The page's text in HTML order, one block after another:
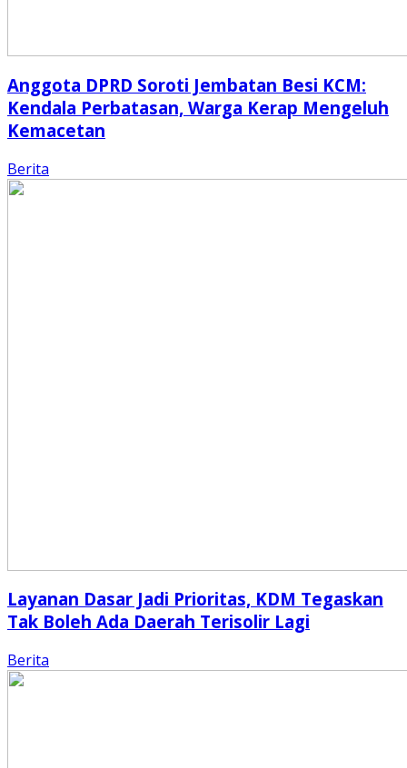
Anggota DPRD Soroti Jembatan Besi KCM:
Kendala Perbatasan, Warga Kerap Mengeluh
Kemacetan
Berita
Layanan Dasar Jadi Prioritas, KDM Tegaskan
Tak Boleh Ada Daerah Terisolir Lagi
Berita